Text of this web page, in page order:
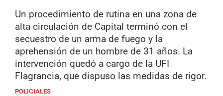
Un procedimiento de rutina en una zona de
alta circulación de Capital terminó con el
secuestro de un arma de fuego y la
aprehensión de un hombre de 31 años. La
intervención quedó a cargo de la UFI
Flagrancia, que dispuso las medidas de rigor.
POLICIALES